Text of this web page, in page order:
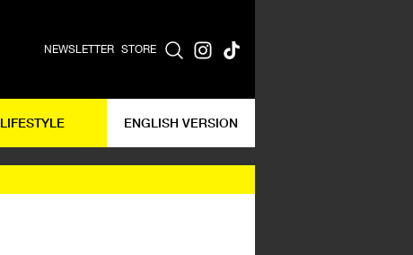
NEWSLETTER STORE
LIFESTYLE ENGLISH VERSION